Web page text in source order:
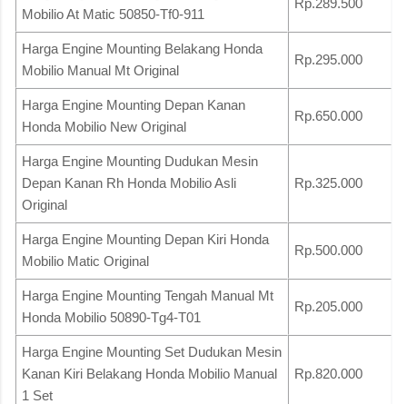
Mobilio At Matic 50850-Tf0-911
Harga Engine Mounting Belakang Honda
Mobilio Manual Mt Original
Rp.295.000
Harga Engine Mounting Depan Kanan
Honda Mobilio New Original
Rp.650.000
Harga Engine Mounting Dudukan Mesin
Depan Kanan Rh Honda Mobilio Asli
Original
Rp.325.000
Harga Engine Mounting Depan Kiri Honda
Mobilio Matic Original
Rp.500.000
Harga Engine Mounting Tengah Manual Mt
Honda Mobilio 50890-Tg4-T01
Rp.205.000
Harga Engine Mounting Set Dudukan Mesin
Kanan Kiri Belakang Honda Mobilio Manual
1 Set
Rp.820.000